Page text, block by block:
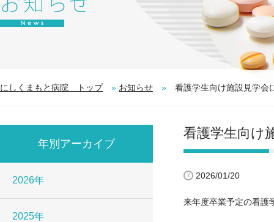
にしくまもと病院 トップ » お知らせ » 看護学生向け施設見学会
看護学生向け
2026/01/20
来年度卒業予定の看護
年別アーカイブ
2026年
2025年